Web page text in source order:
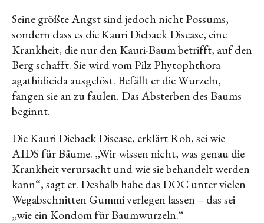
Seine größte Angst sind jedoch nicht Possums,
sondern dass es die Kauri Dieback Disease, eine
Krankheit, die nur den Kauri-Baum betrifft, auf den
Berg schafft. Sie wird vom Pilz Phytophthora
agathidicida ausgelöst. Befällt er die Wurzeln,
fangen sie an zu faulen. Das Absterben des Baums
beginnt.
Die Kauri Dieback Disease, erklärt Rob, sei wie
AIDS für Bäume. „Wir wissen nicht, was genau die
Krankheit verursacht und wie sie behandelt werden
kann“, sagt er. Deshalb habe das DOC unter vielen
Wegabschnitten Gummi verlegen lassen – das sei
„wie ein Kondom für Baumwurzeln.“